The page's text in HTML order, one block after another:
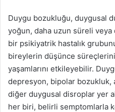
Duygu bozukluğu, duygusal
yoğun, daha uzun süreli veya
bir psikiyatrik hastalık
bireylerin düşünce
yaşamlarını etkileyebilir.
depresyon, bipolar bozukluk,
diğer duygusal disroplar yer
her biri, belirli semptomlarla